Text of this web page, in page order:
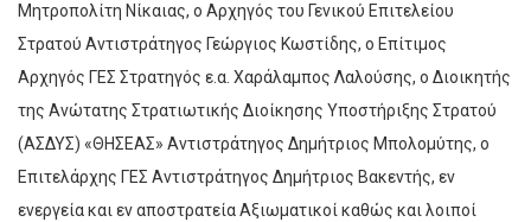
Μητροπολίτη Νίκαιας, ο Αρχηγός του Γενικού Επιτελείου
Στρατού Αντιστράτηγος Γεώργιος Κωστίδης, ο Επίτιμος
Αρχηγός ΓΕΣ Στρατηγός ε.α. Χαράλαμπος Λαλούσης, ο Διοικητής
της Ανώτατης Στρατιωτικής Διοίκησης Υποστήριξης Στρατού
(ΑΣΔΥΣ) «ΘΗΣΕΑΣ» Αντιστράτηγος Δημήτριος Μπολομύτης, ο
Επιτελάρχης ΓΕΣ Αντιστράτηγος Δημήτριος Βακεντής, εν
ενεργεία και εν αποστρατεία Αξιωματικοί καθώς και λοιποί